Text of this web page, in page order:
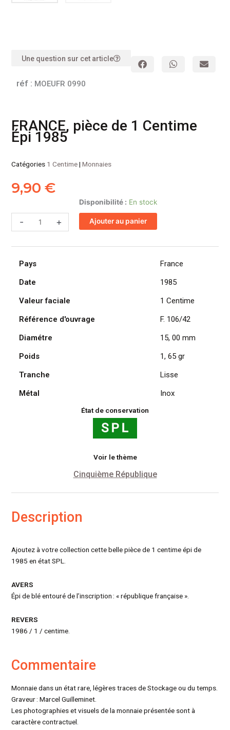
Une question sur cet article
réf : MOEUFR 0990
FRANCE, pièce de 1 Centime
Épi 1985
Catégories 1 Centime|Monnaies
9,90€
Disponibilité : En stock
-
de
FRANCE,
de
Centime
Épi
+ Ajouter au panier
Pays
France
Date
1985
Valeur faciale
1 Centime
Référence d'ouvrage
F. 106/42
Diamétre
15, 00 mm
Poids
1, 65 gr
Tranche
Lisse
Métal
Inox
État de conservation
Voir le thème
Cinquième République
Description
Ajoutez à votre collection cette belle pièce de 1 centime épi de
1985 en état SPL.
AVERS
Épi de blé entouré de l’inscription : « république française ».
REVERS
1986 / 1 / centime.
Commentaire
Monnaie dans un état rare, légères traces de Stockage ou du temps.
Graveur : Marcel Guilleminet.
Les photographies et visuels de la monnaie présentée sont à
caractère contractuel.